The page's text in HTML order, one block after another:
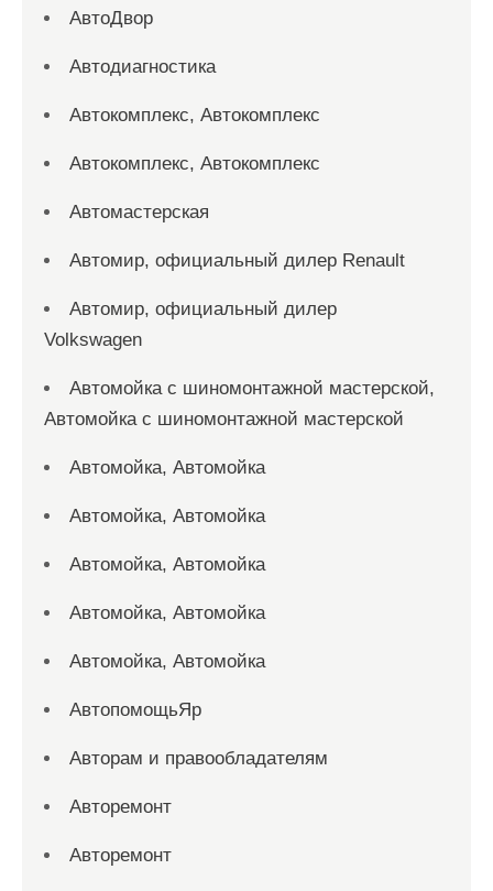
АвтоДвор
Автодиагностика
Автокомплекс, Автокомплекс
Автокомплекс, Автокомплекс
Автомастерская
Автомир, официальный дилер Renault
Автомир, официальный дилер
Volkswagen
Автомойка с шиномонтажной мастерской,
Автомойка с шиномонтажной мастерской
Автомойка, Автомойка
Автомойка, Автомойка
Автомойка, Автомойка
Автомойка, Автомойка
Автомойка, Автомойка
АвтопомощьЯр
Авторам и правообладателям
Авторемонт
Авторемонт